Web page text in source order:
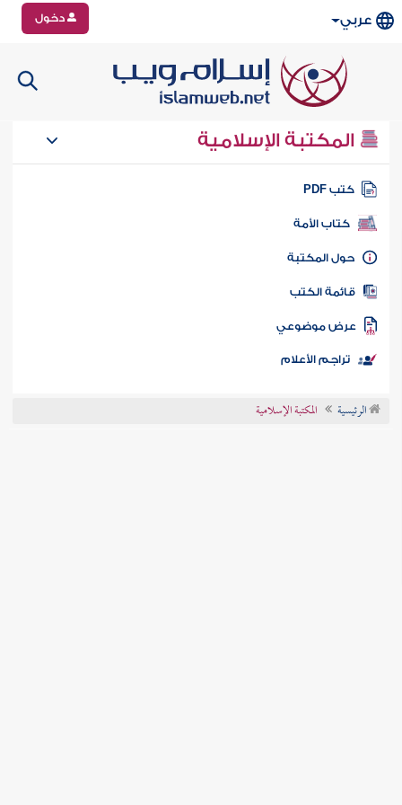
عربي دخول
المكتبة الإسلامية
كتب PDF
كتاب الأمة
المكتبة
الكتب
موضوعي
تراجم الأعلام
الرئيسية المكتبة الإسلامية